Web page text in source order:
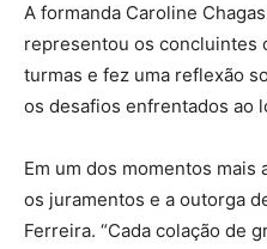
A formanda Caroline
representou os concluintes
turmas e fez uma reflexão
os desafios enfrentados ao
Em um dos momentos mais
os juramentos e a outorga
Ferreira. “Cada colação de